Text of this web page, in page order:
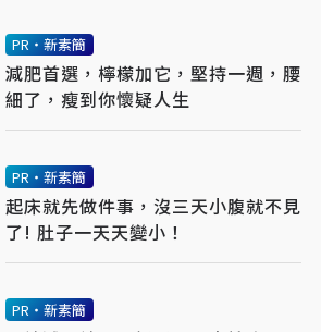
PR・新素簡
減肥首選，檸檬加它，堅持一週，腰
細了，瘦到你懷疑人生
PR・新素簡
起床就先做件事，沒三天小腹就不見
了! 肚子一天天變小！
PR・新素簡